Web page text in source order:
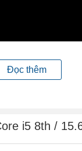
văn phòng
lớp vỏ nhựa
Đọc thêm
i5 8th /